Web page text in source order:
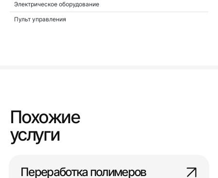
Электрическое оборудование
Пульт управления
Похожие
услуги
Переработка полимеров